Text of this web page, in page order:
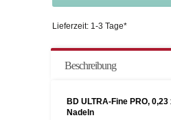
Lieferzeit: 1-3 Tage*
Beschreibung
BD ULTRA-Fine PRO,
Nadeln